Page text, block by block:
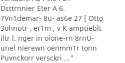
Dsttrnnier Eter A 6.
7Vn1demar- 8u- as6e 27 [ Otto
3ohnutr , er1m , v K amptieblt
iltr l. nger in oione-rn 8rnU-
unel nierewn oenmm1r tonn
Puvnckorr versckri ..."